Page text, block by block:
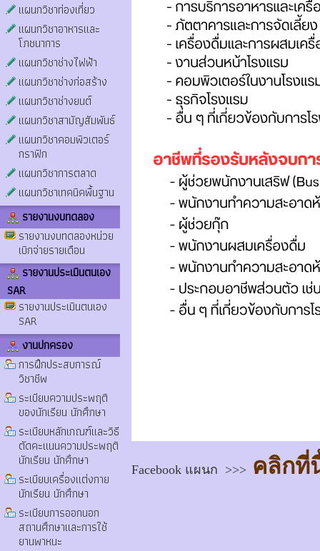
แผนกวิชาท่องเที่ยว
แผนกวิชาอาหารและ
โภชนาการ
แผนกวิชาช่างไฟฟ้า
แผนกวิชาช่างก่อสร้าง
แผนกวิชาช่างยนต์
แผนกวิชาสามัญสัมพันธ์
แผนกวิชาคอมพิวเตอร์
กราฟิก
แผนกวิชาการตลาด
แผนกวิชาเทคนิคพื้นฐาน
รายงานงบทดลอง
รายงานงบทดลองหน่วย
เบิกจ่ายรายเดือน
รายงานประเมินตนเอง
SAR
รายงานประเมินตนเอง
SAR
งานปกครอง
การฝึกประสบการณ์
วิชาชีพ
ระเบียบความประพฤติ
ของนักเรียน นักศึกษา
ระเบียบหลักเกณฑ์และวิธี
ตัดคะแนนความประพฤติ
นักเรียน นักศึกษา
ระเบียบเครื่องแต่งกาย
นักเรียน นักศึกษา
ระเบียบการออกนอก
สถานศึกษาและการใช้
ยานพาหนะ
Facebook แผนก >>> คลิกที่